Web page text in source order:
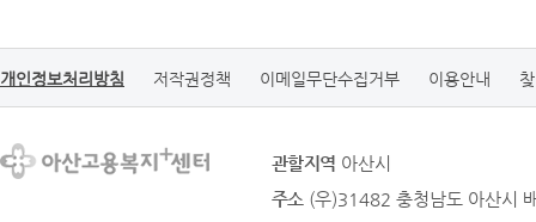
개인정보처리방침 저작권정책 이메일무단수집거부 이용안내
관할지역 아산시
주소 (우)31482 충청남도 아산시